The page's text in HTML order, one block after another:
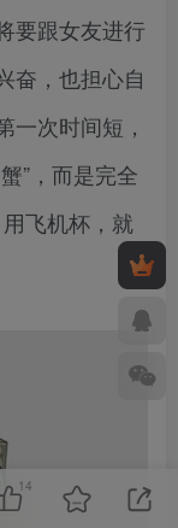
要跟女友进行
奋，也担心自
一次时间短，
”，而是完全
飞机杯，就
14